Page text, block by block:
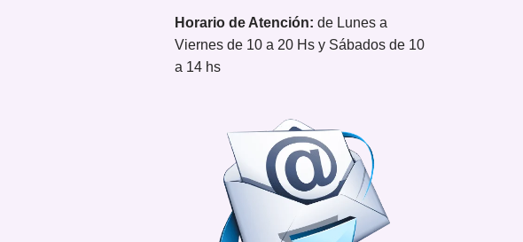
Horario de Atención: de Lunes a
Viernes de 10 a 20 Hs y Sábados de 10
a 14 hs